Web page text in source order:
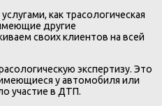
как трасологическая
другие
своих клиентов на всей
экспертизу. Это
у автомобиля или
участие в ДТП.